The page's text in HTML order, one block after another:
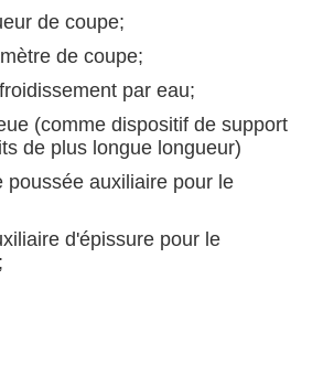
de coupe;
de coupe;
par eau;
(comme dispositif de support
de plus longue longueur)
poussée auxiliaire pour le
d'épissure pour le